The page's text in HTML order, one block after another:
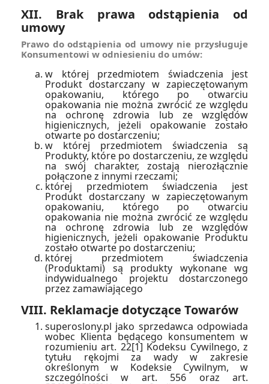
XII. Brak prawa odstąpienia od
umowy
Prawo do odstąpienia od umowy nie przysługuje
Konsumentowi w odniesieniu do umów:
w której przedmiotem świadczenia jest
Produkt dostarczany w zapieczętowanym
opakowaniu, którego po otwarciu
opakowania nie można zwrócić ze względu
na ochronę zdrowia lub ze względów
higienicznych, jeżeli opakowanie zostało
otwarte po dostarczeniu;
w której przedmiotem świadczenia są
Produkty, które po dostarczeniu, ze względu
na swój charakter, zostają nierozłącznie
połączone z innymi rzeczami;
której przedmiotem świadczenia jest
Produkt dostarczany w zapieczętowanym
opakowaniu, którego po otwarciu
opakowania nie można zwrócić ze względu
na ochronę zdrowia lub ze względów
higienicznych, jeżeli opakowanie Produktu
zostało otwarte po dostarczeniu;
której przedmiotem świadczenia
(Produktami) są produkty wykonane wg
indywidualnego projektu dostarczonego
przez zamawiającego
VIII. Reklamacje dotyczące Towarów
superoslony.pl jako sprzedawca odpowiada
wobec Klienta będącego konsumentem w
rozumieniu art. 22[1] Kodeksu Cywilnego, z
tytułu rękojmi za wady w zakresie
określonym w Kodeksie Cywilnym, w
szczególności w art. 556 oraz art.